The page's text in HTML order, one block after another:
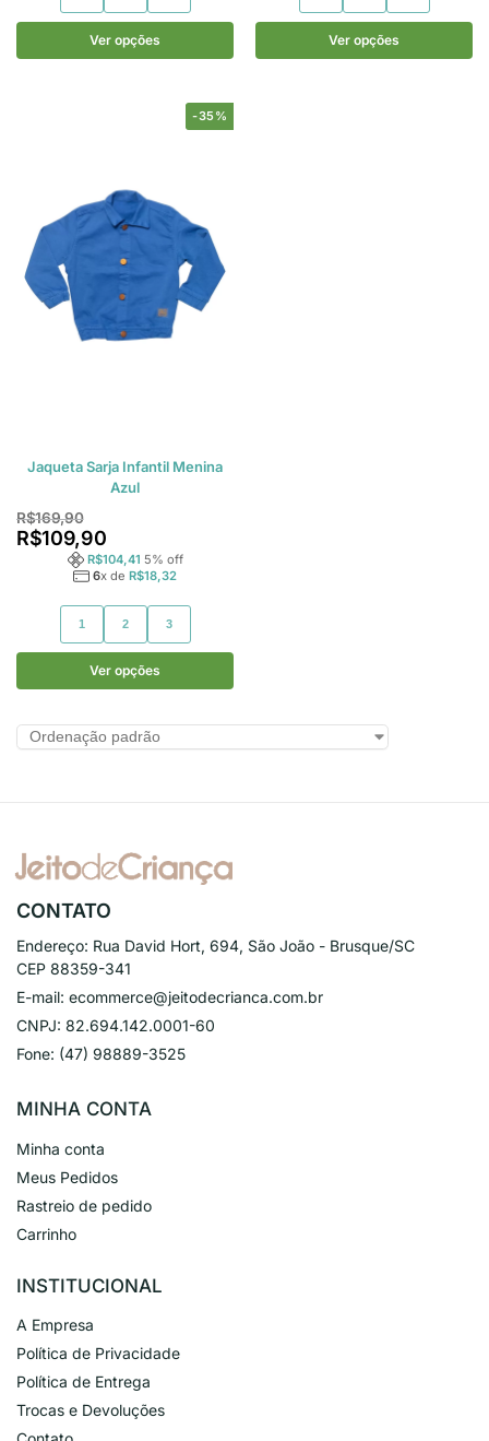
Ver opções Ver opções
-35%
Jaqueta Sarja Infantil Menina
Azul
R$169,90
R$109,90
R$104,41 5% off
6x de R$18,32
1 2 3
Ver opções
CONTATO
Endereço: Rua David Hort, 694, São João - Brusque/SC
CEP 88359-341
E-mail: ecommerce@jeitodecrianca.com.br
CNPJ: 82.694.142.0001-60
Fone: (47) 98889-3525
MINHA CONTA
Minha conta
Meus Pedidos
Rastreio de pedido
Carrinho
INSTITUCIONAL
A Empresa
Política de Privacidade
Política de Entrega
Trocas e Devoluções